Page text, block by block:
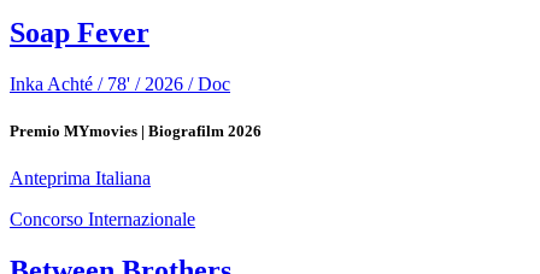
Soap Fever
Inka Achté / 78' / 2026 / Doc
Premio MYmovies | Biografilm 2026
Anteprima Italiana
Concorso Internazionale